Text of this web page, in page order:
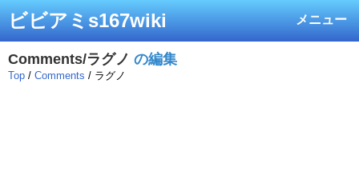
メニュー
ビビアミs167wiki
Comments/ラグノ の編集
Top / Comments / ラグノ